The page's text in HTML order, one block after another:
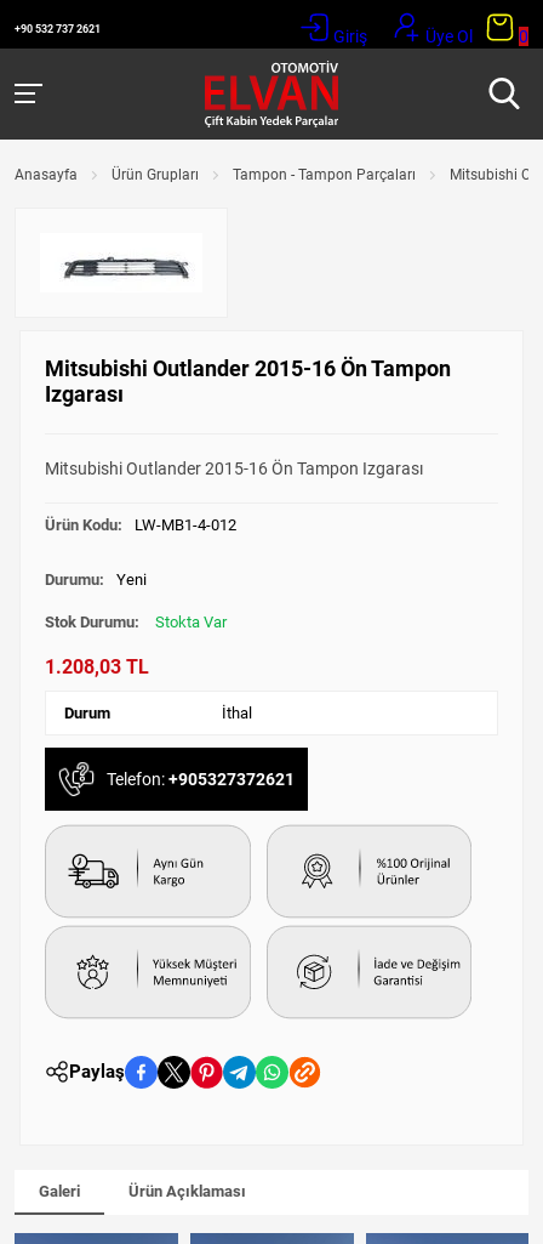
+90 532 737 2621 Giriş Üye Ol 0
Anasayfa Ürün Grupları Tampon - Tampon Parçaları Mitsubishi
Mitsubishi Outlander 2015-16 Ön Tampon
Izgarası
Mitsubishi Outlander 2015-16 Ön Tampon Izgarası
Ürün Kodu: LW-MB1-4-012
Durumu: Yeni
Stok Durumu: Stokta Var
1.208,03 TL
Durum İthal
Telefon:+905327372621
Paylaş
Galeri Ürün Açıklaması